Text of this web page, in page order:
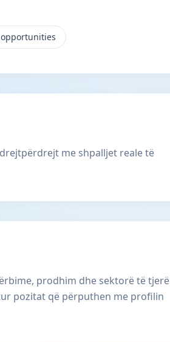
me shpalljet reale të
prodhim dhe sektorë të tjerë
pozitat që përputhen me profilin